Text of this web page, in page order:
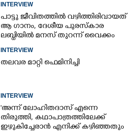
INTERVIEW
പാട്ടു ജീവിതത്തിൽ വഴിത്തിരിവായത്
ആ ഗാനം, ദേശീയ പുരസ്കാര
ലബ്ധിയിൽ മനസ് തുറന്ന് വൈക്കം
INTERVIEW
തലവര മാറ്റി ഫെമിനിച്ചി
INTERVIEW
'അന്ന് ലോഹിതദാസ് എന്നെ
തിരുത്തി,​ കഥാപാത്രത്തിലേക്ക്
ഇഴുകിച്ചേരാൻ എനിക്ക് കഴിഞ്ഞതും